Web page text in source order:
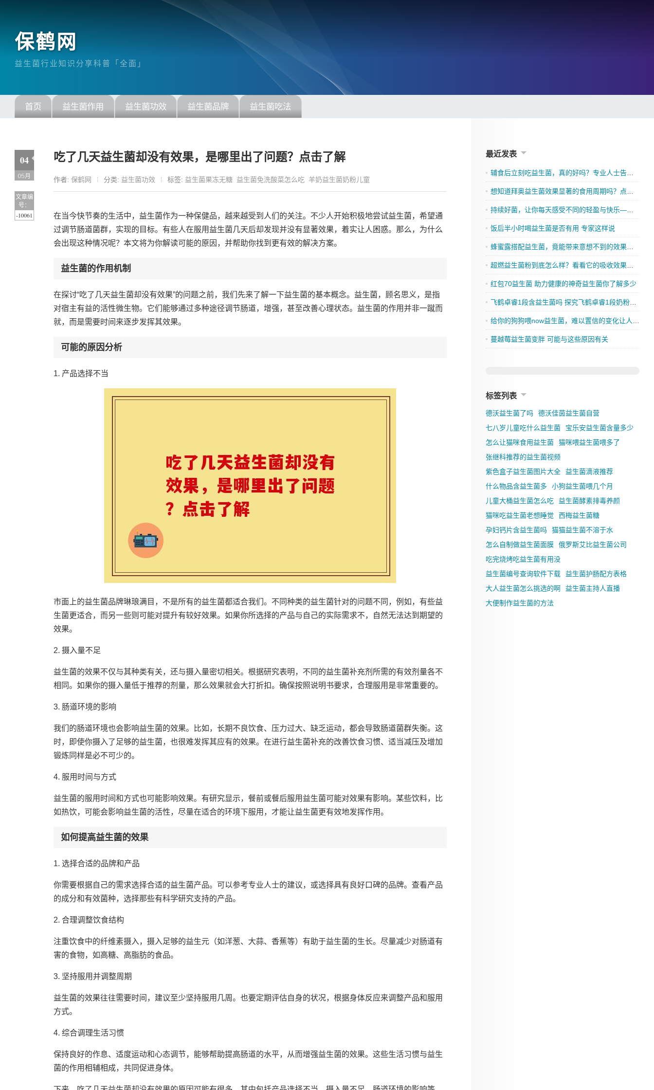
保鹤网
益生菌行业知识分享科普「全面」
首页 益生菌作用 益生菌功效 益生菌品牌 益生菌吃法
吃了几天益生菌却没有效果，是哪里出了问题？点击了解
作者: 保鹤网 分类: 益生菌功效 标签: 益生菌果冻无糖 益生菌免洗酸菜怎么吃 羊奶益生菌奶粉儿童
在当今快节奏的生活中，益生菌作为一种保健品，越来越受到人们的关注。不少人开始积极地尝试益生菌，希望通
过调节肠道菌群，实现的目标。有些人在服用益生菌几天后却发现并没有显著效果，着实让人困惑。那么，为什么
会出现这种情况呢？本文将为你解读可能的原因，并帮助你找到更有效的解决方案。
益生菌的作用机制
在探讨“吃了几天益生菌却没有效果”的问题之前，我们先来了解一下益生菌的基本概念。益生菌，顾名思义，是指
对宿主有益的活性微生物。它们能够通过多种途径调节肠道，增强，甚至改善心理状态。益生菌的作用并非一蹴而
就，而是需要时间来逐步发挥其效果。
可能的原因分析
1. 产品选择不当
市面上的益生菌品牌琳琅满目，不是所有的益生菌都适合我们。不同种类的益生菌针对的问题不同，例如，有些益
生菌更适合，而另一些则可能对提升有较好效果。如果你所选择的产品与自己的实际需求不，自然无法达到期望的
效果。
2. 摄入量不足
益生菌的效果不仅与其种类有关，还与摄入量密切相关。根据研究表明，不同的益生菌补充剂所需的有效剂量各不
相同。如果你的摄入量低于推荐的剂量，那么效果就会大打折扣。确保按照说明书要求，合理服用是非常重要的。
3. 肠道环境的影响
我们的肠道环境也会影响益生菌的效果。比如，长期不良饮食、压力过大、缺乏运动，都会导致肠道菌群失衡。这
时，即使你摄入了足够的益生菌，也很难发挥其应有的效果。在进行益生菌补充的改善饮食习惯、适当减压及增加
锻炼同样是必不可少的。
4. 服用时间与方式
益生菌的服用时间和方式也可能影响效果。有研究显示，餐前或餐后服用益生菌可能对效果有影响。某些饮料，比
如热饮，可能会影响益生菌的活性，尽量在适合的环境下服用，才能让益生菌更有效地发挥作用。
如何提高益生菌的效果
1. 选择合适的品牌和产品
你需要根据自己的需求选择合适的益生菌产品。可以参考专业人士的建议，或选择具有良好口碑的品牌。查看产品
的成分和有效菌种，选择那些有科学研究支持的产品。
2. 合理调整饮食结构
注重饮食中的纤维素摄入，摄入足够的益生元（如洋葱、大蒜、香蕉等）有助于益生菌的生长。尽量减少对肠道有
害的食物，如高糖、高脂肪的食品。
3. 坚持服用并调整周期
益生菌的效果往往需要时间，建议至少坚持服用几周。也要定期评估自身的状况，根据身体反应来调整产品和服用
方式。
4. 综合调理生活习惯
保持良好的作息、适度运动和心态调节，能够帮助提高肠道的水平，从而增强益生菌的效果。这些生活习惯与益生
菌的作用相辅相成，共同促进身体。
04
05月
文章编
号：
-10061
最近发表
辅食后立刻吃益生菌，真的好吗？专业人士告诉你
想知道拜奥益生菌效果显著的食用周期吗？点击了解吧
持续好菌，让你每天感受不同的轻盈与快乐——格兰迪莱益生菌来袭”
饭后半小时喝益生菌是否有用 专家这样说
蜂蜜露搭配益生菌，竟能带来意想不到的效果，你还在等什么？
超燃益生菌粉到底怎么样？看看它的吸收效果如何
红包70益生菌 助力健康的神奇益生菌你了解多少
飞鹤卓睿1段含益生菌吗 探究飞鹤卓睿1段奶粉的成分是否有益生菌
给你的狗狗喂now益生菌，难以置信的变化让人刮目相看
蔓越莓益生菌变胖 可能与这些原因有关
标签列表
德沃益生菌了吗
德沃佳茵益生菌自营
七八岁儿童吃什么益生菌
宝乐安益生菌含量多少
怎么让猫咪食用益生菌
猫咪喂益生菌喂多了
张继科推荐的益生菌视频
紫色盒子益生菌图片大全
益生菌滴液推荐
什么物品含益生菌多
小狗益生菌喂几个月
儿童大桶益生菌怎么吃
益生菌酵素排毒养颜
猫咪吃益生菌老想睡觉
西梅益生菌糖
孕妇钙片含益生菌吗
猫猫益生菌不溶于水
怎么自制做益生菌面膜
俄罗斯艾比益生菌公司
吃完烧烤吃益生菌有用没
益生菌编号查询软件下载
益生菌护肠配方表格
大人益生菌怎么挑选的啊
益生菌主持人直播
大便制作益生菌的方法